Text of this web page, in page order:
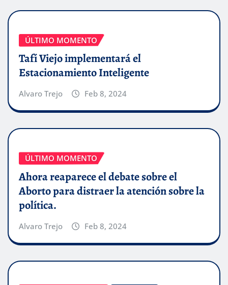
ÚLTIMO MOMENTO
Tafí Viejo implementará el
Estacionamiento Inteligente
Alvaro Trejo Feb 8, 2024
ÚLTIMO MOMENTO
Ahora reaparece el debate sobre el
Aborto para distraer la atención sobre la
política.
Alvaro Trejo Feb 8, 2024